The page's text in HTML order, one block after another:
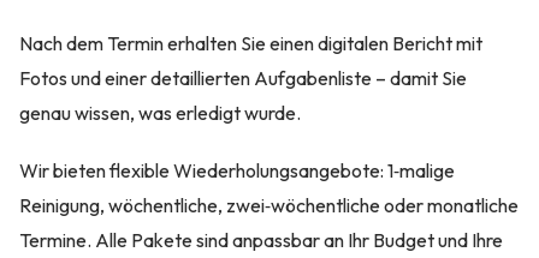
Nach dem Termin erhalten Sie einen digitalen Bericht mit
Fotos und einer detaillierten Aufgabenliste – damit Sie
genau wissen, was erledigt wurde.
Wir bieten flexible Wiederholungsangebote: 1‑malige
Reinigung, wöchentliche, zwei‑wöchentliche oder monatliche
Termine. Alle Pakete sind anpassbar an Ihr Budget und Ihre